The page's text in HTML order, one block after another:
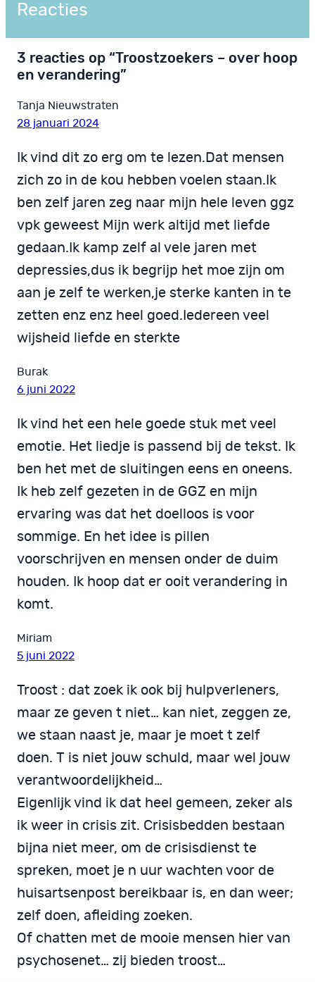
Reacties
3 reacties op “Troostzoekers – over hoop
en verandering”
Tanja Nieuwstraten
28 januari 2024
Ik vind dit zo erg om te lezen.Dat mensen
zich zo in de kou hebben voelen staan.Ik
ben zelf jaren zeg naar mijn hele leven ggz
vpk geweest Mijn werk altijd met liefde
gedaan.Ik kamp zelf al vele jaren met
depressies,dus ik begrijp het moe zijn om
aan je zelf te werken,je sterke kanten in te
zetten enz enz heel goed.Iedereen veel
wijsheid liefde en sterkte
Burak
6 juni 2022
Ik vind het een hele goede stuk met veel
emotie. Het liedje is passend bij de tekst. Ik
ben het met de sluitingen eens en oneens.
Ik heb zelf gezeten in de GGZ en mijn
ervaring was dat het doelloos is voor
sommige. En het idee is pillen
voorschrijven en mensen onder de duim
houden. Ik hoop dat er ooit verandering in
komt.
Miriam
5 juni 2022
Troost : dat zoek ik ook bij hulpverleners,
maar ze geven t niet… kan niet, zeggen ze,
we staan naast je, maar je moet t zelf
doen. T is niet jouw schuld, maar wel jouw
verantwoordelijkheid…
Eigenlijk vind ik dat heel gemeen, zeker als
ik weer in crisis zit. Crisisbedden bestaan
bijna niet meer, om de crisisdienst te
spreken, moet je n uur wachten voor de
huisartsenpost bereikbaar is, en dan weer;
zelf doen, afleiding zoeken.
Of chatten met de mooie mensen hier van
psychosenet… zij bieden troost…